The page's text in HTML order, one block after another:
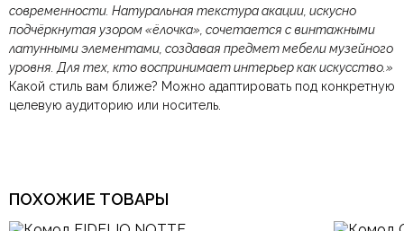
современности. Натуральная текстура акации, искусно
подчёркнутая узором «ёлочка», сочетается с винтажными
латунными элементами, создавая предмет мебели музейного
уровня. Для тех, кто воспринимает интерьер как искусство.»
Какой стиль вам ближе? Можно адаптировать под конкретную
целевую аудиторию или носитель.
Ваш отзыв
Ваше имя
Ваша эл.почта
ПОХОЖИЕ ТОВАРЫ